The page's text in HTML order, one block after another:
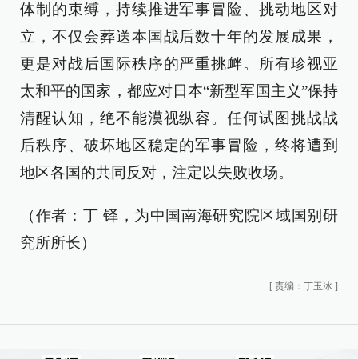
体制的束缚，持续推进军事冒险、挑动地区对
立，不仅会葬送本国战后数十年的发展成果，
更是对战后国际秩序的严重挑衅。所有珍视亚
太和平的国家，都应对日本“新型军国主义”保持
清醒认知，绝不能漠视纵容。任何试图挑战战
后秩序、破坏地区稳定的军事冒险，终将遭到
地区各国的共同反对，注定以失败收场。
（作者：丁 铎，为中国南海研究院区域国别研
究所所长）
[ 责编：丁玉冰 ]